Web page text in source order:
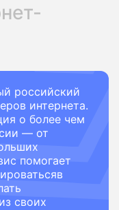
российский
интернета.
о более чем
— от
помогает
своих